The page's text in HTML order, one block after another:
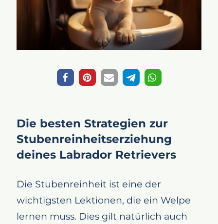
Die besten Strategien zur
Stubenreinheitserziehung
deines Labrador Retrievers
Die Stubenreinheit ist eine der
wichtigsten Lektionen, die ein Welpe
lernen muss. Dies gilt natürlich auch